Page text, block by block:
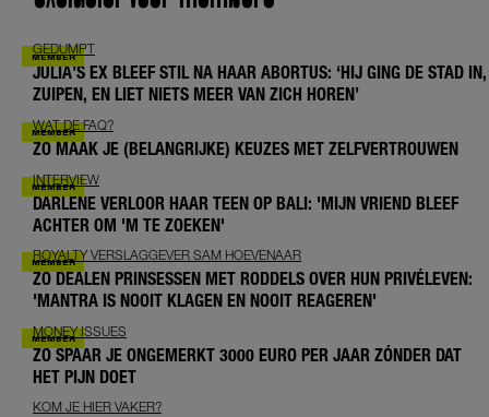
GEDUMPT
JULIA’S EX BLEEF STIL NA HAAR ABORTUS: ‘HIJ GING DE STAD IN,
ZUIPEN, EN LIET NIETS MEER VAN ZICH HOREN’
WAT DE FAQ?
ZO MAAK JE (BELANGRIJKE) KEUZES MET ZELFVERTROUWEN
INTERVIEW
DARLENE VERLOOR HAAR TEEN OP BALI: 'MIJN VRIEND BLEEF
ACHTER OM 'M TE ZOEKEN'
ROYALTY VERSLAGGEVER SAM HOEVENAAR
ZO DEALEN PRINSESSEN MET RODDELS OVER HUN PRIVÉLEVEN:
'MANTRA IS NOOIT KLAGEN EN NOOIT REAGEREN'
MONEY ISSUES
ZO SPAAR JE ONGEMERKT 3000 EURO PER JAAR ZÓNDER DAT
HET PIJN DOET
KOM JE HIER VAKER?